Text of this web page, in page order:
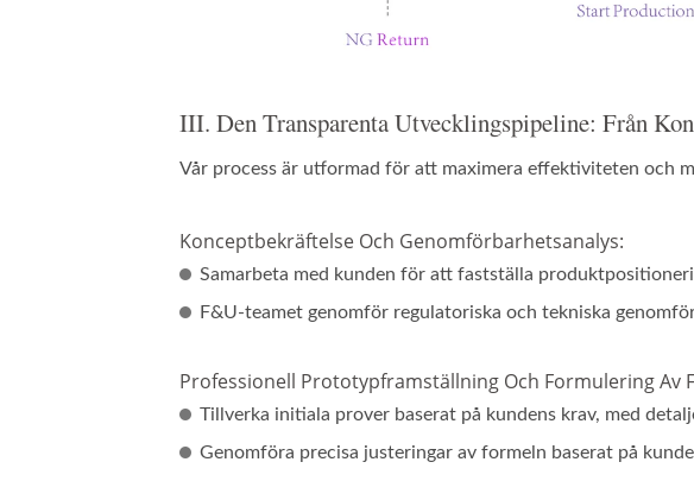
III. Den Transparenta Utvecklingspipeline: Från
Vår process är utformad för att maximera effektiviteten och
Konceptbekräftelse Och Genomförbarhetsanalys:
Samarbeta med kunden för att fastställa
F&U-teamet genomför regulatoriska och tekniska
Professionell Prototypframställning Och Formulering Av
Tillverka initiala prover baserat på kundens krav, med
Genomföra precisa justeringar av formeln baserat på